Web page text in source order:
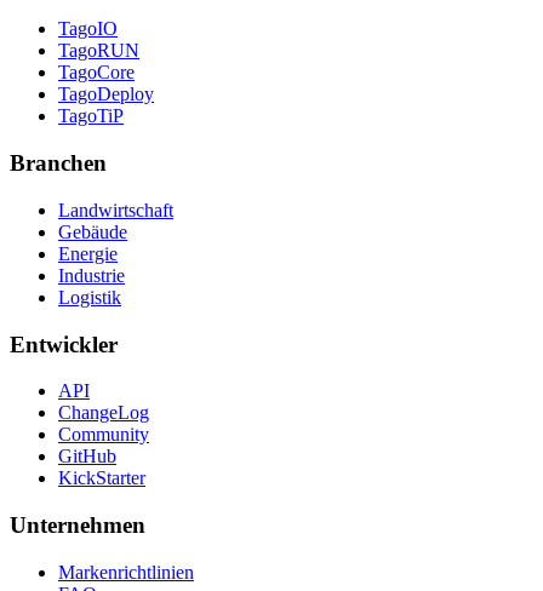
TagoIO
TagoRUN
TagoCore
TagoDeploy
TagoTiP
Branchen
Landwirtschaft
Gebäude
Energie
Industrie
Logistik
Entwickler
API
ChangeLog
Community
GitHub
KickStarter
Unternehmen
Markenrichtlinien